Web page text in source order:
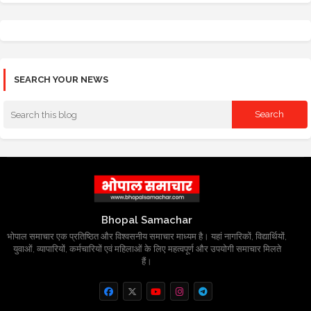
SEARCH YOUR NEWS
Bhopal Samachar
भोपाल समाचार एक प्रतिष्ठित और विश्वसनीय समाचार माध्यम है। यहां नागरिकों, विद्यार्थियों,
युवाओं, व्यापारियों, कर्मचारियों एवं महिलाओं के लिए महत्वपूर्ण और उपयोगी समाचार मिलते
हैं।